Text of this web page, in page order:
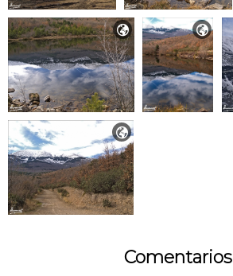
 

Comentarios